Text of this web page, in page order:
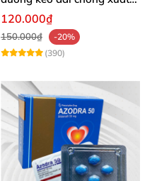
tinh sớm thành phần
120.000₫
150.000₫
-20%
(390)